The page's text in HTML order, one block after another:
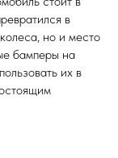
в
но и место
бамперы на
их в